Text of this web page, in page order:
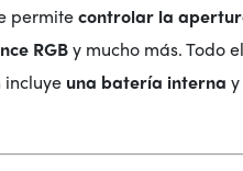
permitecontrolar la
RGBy mucho más. Todo
incluye una batería interna